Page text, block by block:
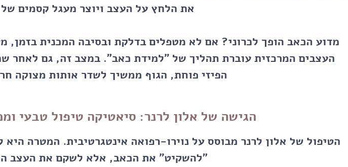
את הלחץ על העצב ויוצר מעגל קסמים
מדוע הכאב הופך לכרוני? אם לא מטפלים בדלקת ובסיבה המכנית בזמן,
העצבים המרכזית עוברת תהליך של "למידת כאב". במצב זה, גם לאחר
הפיזי פוחת, הגוף ממשיך לשדר אותות מצוקה
הגישה של אלון לרנר: סיאטיקה טיפול טבעי
הטיפול של אלון לרנר מבוסס על נוירו-רפואה אינטגרטיבית. המטרה היא
"להשקיט" את הכאב, אלא לשקם את העצב